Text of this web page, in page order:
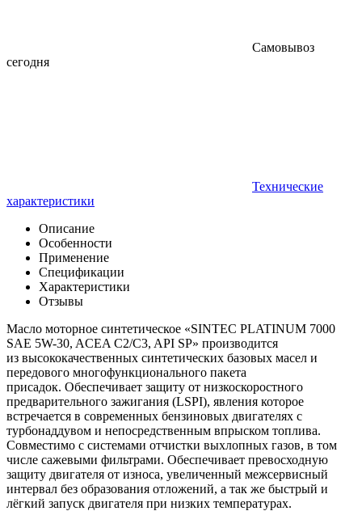
Самовывоз
сегодня
Технические
характеристики
Описание
Особенности
Применение
Спецификации
Характеристики
Отзывы
Масло моторное синтетическое «SINTEC PLATINUM 7000
SAE 5W-30, ACEA C2/C3, API SP» производится
из высококачественных синтетических базовых масел и
передового многофункционального пакета
присадок. Обеспечивает защиту от низкоскоростного
предварительного зажигания (LSPI), явления которое
встречается в современных бензиновых двигателях с
турбонаддувом и непосредственным впрыском топлива.
Совместимо с системами отчистки выхлопных газов, в том
числе сажевыми фильтрами. Обеспечивает превосходную
защиту двигателя от износа, увеличенный межсервисный
интервал без образования отложений, а так же быстрый и
лёгкий запуск двигателя при низких температурах.